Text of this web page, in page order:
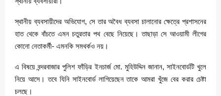
স্থানীয় ব্যবসায়ীদের অভিযোগ, সে তার অবৈধ ব্যবসা চালানোর ক্ষেত্রে প্রশাসনের
হাত থেকে বাঁচতে এমন চতুরতার পথ বেছে নিয়েছে। তাছাড়া সে আওয়ামী লীগের
কোনো নেতাকর্মী- এমনকি সমথর্কও নয়।
এ বিষয়ে বন্দরবাজার পুলিশ ফাঁড়ির ইনচার্জ মো. মুহিউদ্দিন জানান, সাইনবোর্ডটি খুলে
নিয়ে আসে। তবে যিনি সাইনবোর্ড লাগিয়েছেন তাকে আমরা খুঁজে বের করার চেষ্টা
চলছে।